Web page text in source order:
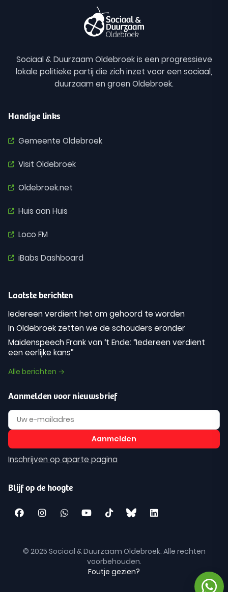
Sociaal & Duurzaam Oldebroek is een progressieve
lokale politieke partij die zich inzet voor een sociaal,
duurzaam en groen Oldebroek.
Handige links
Gemeente Oldebroek
Visit Oldebroek
Oldebroek.net
Huis aan Huis
Loco FM
iBabs Dashboard
Laatste berichten
Iedereen verdient het om gehoord te worden
In Oldebroek zetten we de schouders eronder
Maidenspeech Frank van ‘t Ende: “Iedereen verdient
een eerlijke kans”
Alle berichten →
Aanmelden voor nieuwsbrief
Inschrijven op aparte pagina
Blijf op de hoogte
© 2025 Sociaal & Duurzaam Oldebroek. Alle rechten
voorbehouden.
Foutje gezien?